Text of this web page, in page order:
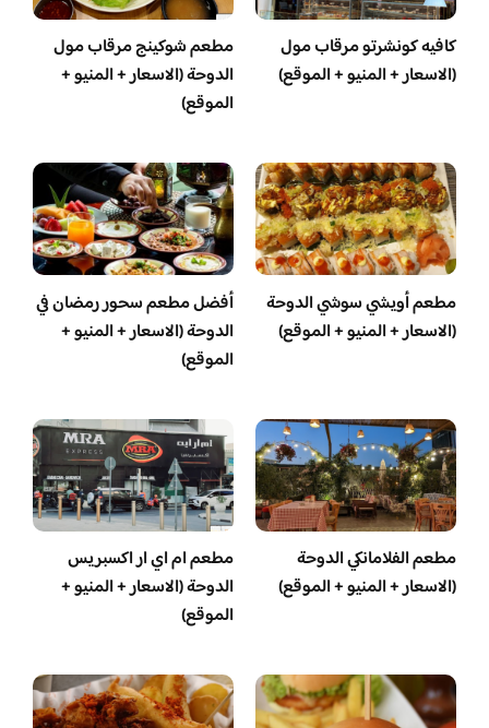
كافيه كونشرتو مرقاب مول
(الاسعار + المنيو + الموقع)
مطعم شوكينج مرقاب مول
الدوحة (الاسعار + المنيو +
الموقع)
مطعم أويشي سوشي الدوحة
(الاسعار + المنيو + الموقع)
أفضل مطعم سحور رمضان في
الدوحة (الاسعار + المنيو +
الموقع)
مطعم الفلامانكي الدوحة
(الاسعار + المنيو + الموقع)
مطعم ام اي ار اكسبريس
الدوحة (الاسعار + المنيو +
الموقع)